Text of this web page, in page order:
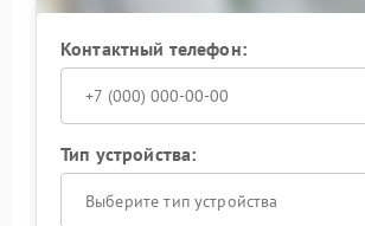
Контактный телефон:
Тип устройства:
Выберите тип устройства